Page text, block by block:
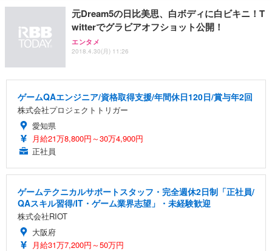
元Dream5の日比美思、白ボディに白ビキニ！T
witterでグラビアオフショット公開！
エンタメ
2018.4.30(月) 11:26
ゲームQAエンジニア/資格取得支援/年間休日120日/賞与年2回
株式会社プロジェクトトリガー
愛知県
月給21万8,800円～30万4,900円
正社員
ゲームテクニカルサポートスタッフ・完全週休2日制「正社員/
QAスキル習得/IT・ゲーム業界志望」・未経験歓迎
株式会社RIOT
大阪府
月給31万7,200円～50万円